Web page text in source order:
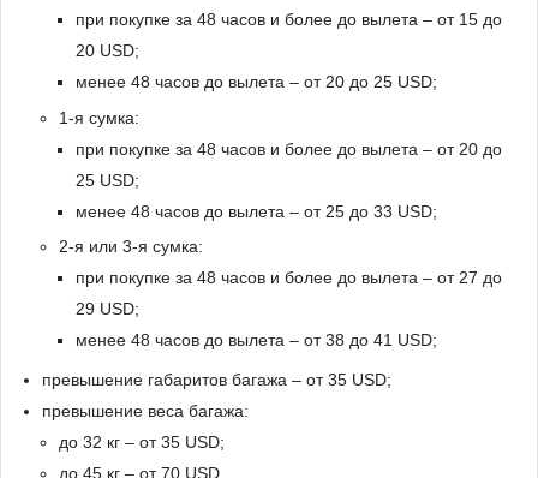
при покупке за 48 часов и более до вылета – от 15 до
20 USD;
менее 48 часов до вылета – от 20 до 25 USD;
1-я сумка:
при покупке за 48 часов и более до вылета – от 20 до
25 USD;
менее 48 часов до вылета – от 25 до 33 USD;
2-я или 3-я сумка:
при покупке за 48 часов и более до вылета – от 27 до
29 USD;
менее 48 часов до вылета – от 38 до 41 USD;
превышение габаритов багажа – от 35 USD;
превышение веса багажа:
до 32 кг – от 35 USD;
до 45 кг – от 70 USD.